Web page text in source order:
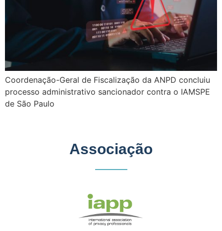
Coordenação-Geral de Fiscalização da ANPD concluiu
processo administrativo sancionador contra o IAMSPE
de São Paulo
Associação